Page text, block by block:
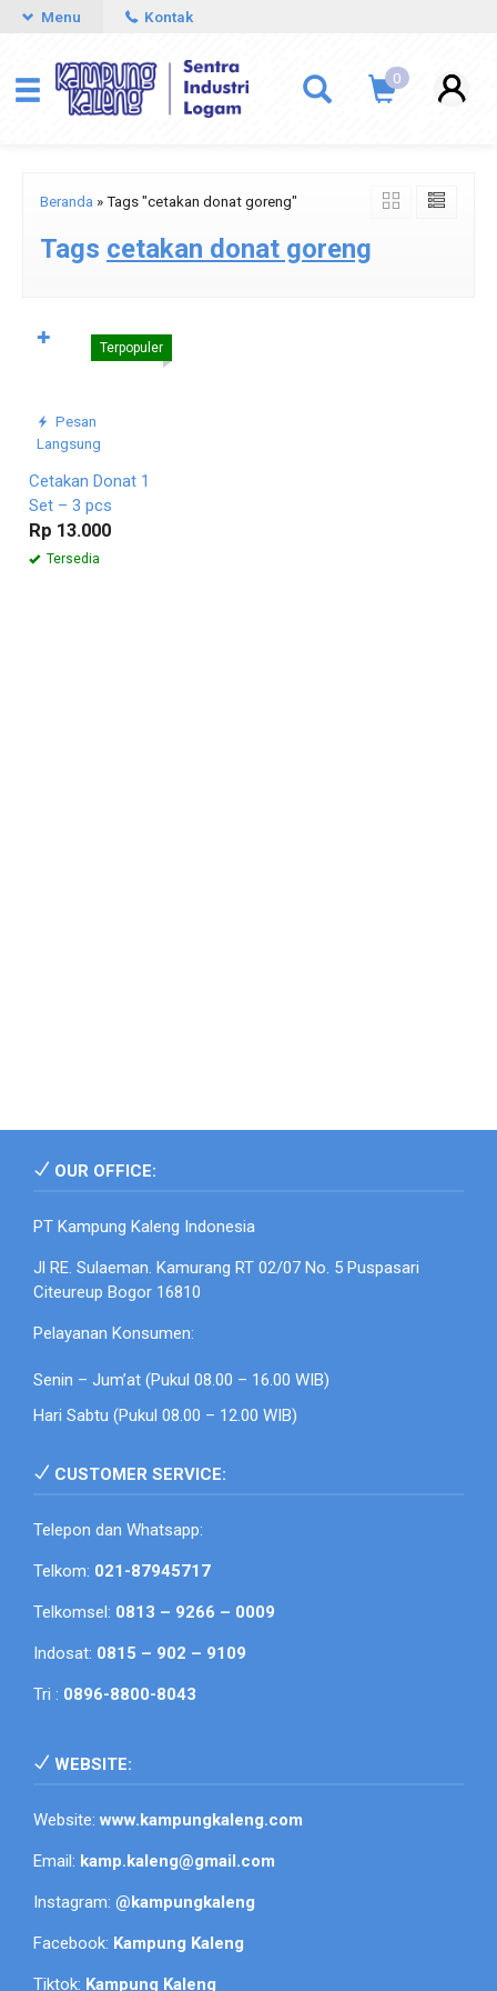
Menu Kontak
0
Beranda »Tags "cetakan donat goreng"
Tags cetakan donat goreng
Pesan
Langsung
Terpopuler
Cetakan Donat 1
Set – 3 pcs
Rp 13.000
Tersedia
✚
OUR OFFICE:
PT Kampung Kaleng Indonesia
Jl RE. Sulaeman. Kamurang RT 02/07 No. 5 Puspasari
Citeureup Bogor 16810
Pelayanan Konsumen:
Senin – Jum’at (Pukul 08.00 – 16.00 WIB)
Hari Sabtu (Pukul 08.00 – 12.00 WIB)
CUSTOMER SERVICE:
Telepon dan Whatsapp:
Telkom: 021-87945717
Telkomsel: 0813 – 9266 – 0009
Indosat: 0815 – 902 – 9109
Tri : 0896-8800-8043
WEBSITE:
Website:www.kampungkaleng.com
Email: kamp.kaleng@gmail.com
Instagram: @kampungkaleng
Facebook: Kampung Kaleng
Tiktok: Kampung Kaleng